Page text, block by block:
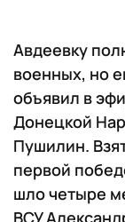
Авдеевку
военных, но
объявил в
Донецкой
Пушилин.
первой
шло четыре
ВСУ